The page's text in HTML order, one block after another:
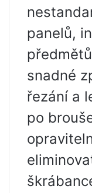
panelů,
snadné
řezání a
po